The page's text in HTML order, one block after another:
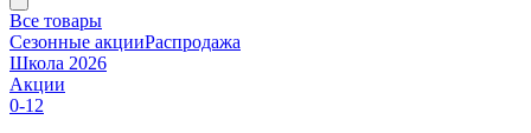
Все товары
Сезонные акцииРаспродажа
Школа 2026
Акции
0-12